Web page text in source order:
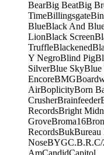
BearBig BeatBig
TimeBillingsgate
BlueBlack And
LionBlack Screen
TruffleBlackened
Y NegroBlind Pig
SilverBlue SkyBlue
EncoreBMG
AirBoplicityBorn
CrusherBrainfeeder
RecordsBright
GroveBroma16
RecordsBukBureau
NoseBYGC.B.R.